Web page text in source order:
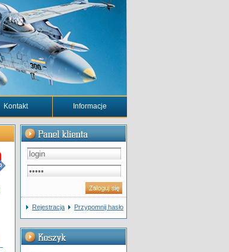
Kontakt Informacje
Rejestracja Przypomnij hasło